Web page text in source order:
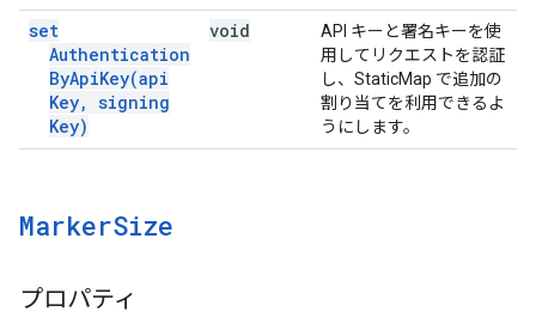
set
Authentication
ByApiKey(api
Key, signing
Key)
void
API キーと署名キーを使
用してリクエストを認証
し、StaticMap で追加の
割り当てを利用できるよ
うにします。
MarkerSize
プロパティ